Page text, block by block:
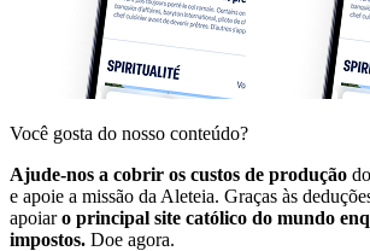
Você gosta do nosso conteúdo?
Ajude-nos a cobrir os custos de produção
e apoie a missão da Aleteia. Graças às
apoiaro principal site católico do mundo
impostos. Doe agora.